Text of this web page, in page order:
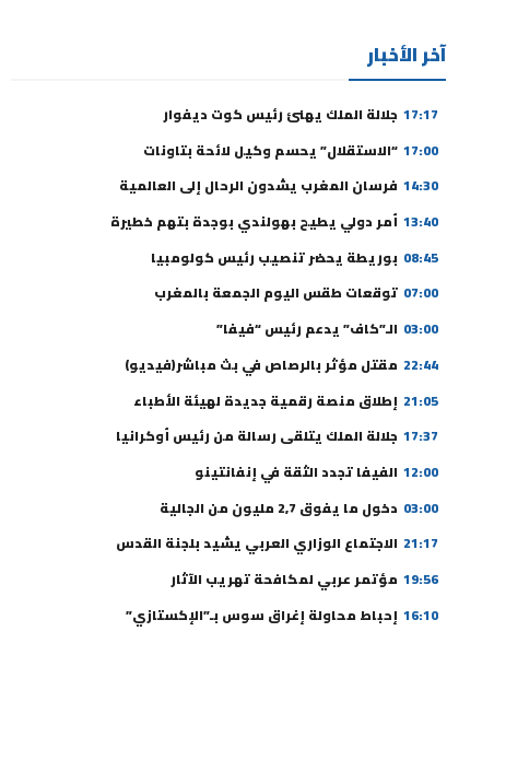
آخر الأخبار
17:17 جلالة الملك يهنئ رئيس كوت ديفوار
17:00 “الاستقلال” يحسم وكيل لائحة بتاونات
14:30 فرسان المغرب يشدون الرحال إلى العالمية
13:40 أمر دولي يطيح بهولندي بوجدة بتهم خطيرة
08:45 بوريطة يحضر تنصيب رئيس كولومبيا
07:00 توقعات طقس اليوم الجمعة بالمغرب
03:00 الـ”كاف” يدعم رئيس “فيفا”
22:44 مقتل مؤثر بالرصاص في بث مباشر(فيديو)
21:05 إطلاق منصة رقمية جديدة لهيئة الأطباء
17:37 جلالة الملك يتلقى رسالة من رئيس أوكرانيا
12:00 الفيفا تجدد الثقة في إنفانتينو
03:00 دخول ما يفوق 2,7 مليون من الجالية
21:17 الاجتماع الوزاري العربي يشيد بلجنة القدس
19:56 مؤتمر عربي لمكافحة تهريب الآثار
16:10 إحباط محاولة إغراق سوس بـ”الإكستازي”